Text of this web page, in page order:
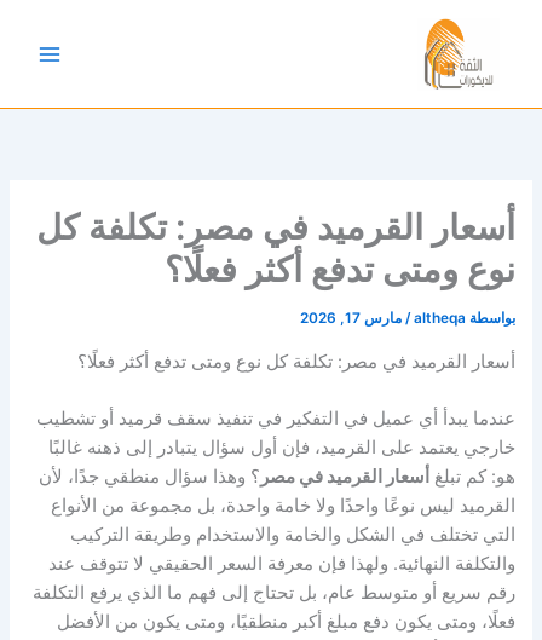
المحتوى
أسعار القرميد في مصر: تكلفة كل
نوع ومتى تدفع أكثر فعلًا؟
بواسطة altheqa
/مارس 17, 2026
أسعار القرميد في مصر: تكلفة كل نوع ومتى تدفع أكثر فعلًا؟
عندما يبدأ أي عميل في التفكير في تنفيذ سقف قرميد أو تشطيب
خارجي يعتمد على القرميد، فإن أول سؤال يتبادر إلى ذهنه غالبًا
هو: كم تبلغ أسعار القرميد في مصر ؟ وهذا سؤال منطقي جدًا، لأن
القرميد ليس نوعًا واحدًا ولا خامة واحدة، بل مجموعة من الأنواع
التي تختلف في الشكل والخامة والاستخدام وطريقة التركيب
والتكلفة النهائية. ولهذا فإن معرفة السعر الحقيقي لا تتوقف عند
رقم سريع أو متوسط عام، بل تحتاج إلى فهم ما الذي يرفع التكلفة
فعلًا، ومتى يكون دفع مبلغ أكبر منطقيًا، ومتى يكون من الأفضل